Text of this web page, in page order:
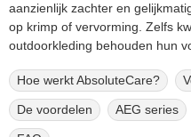
aanzienlijk zachter en
op krimp of vervorming. Zelfs
outdoorkleding behouden hun
Hoe werkt AbsoluteCare?
De voordelen AEG series